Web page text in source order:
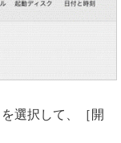
選択して、［開